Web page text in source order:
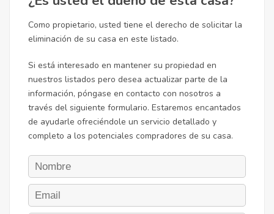
Como propietario, usted tiene el derecho de solicitar la
eliminación de su casa en este listado.
Si está interesado en mantener su propiedad en
nuestros listados pero desea actualizar parte de la
información, póngase en contacto con nosotros a
través del siguiente formulario. Estaremos encantados
de ayudarle ofreciéndole un servicio detallado y
completo a los potenciales compradores de su casa.